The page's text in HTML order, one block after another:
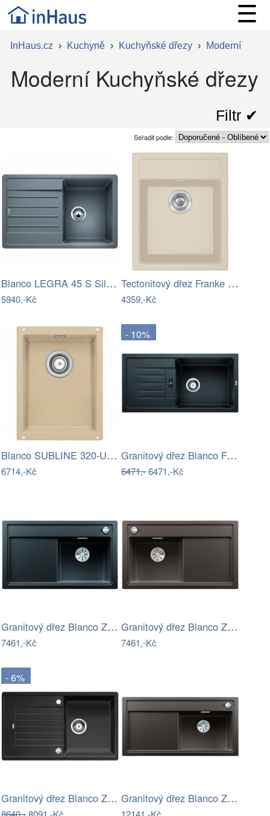
☰
InHaus.cz › Kuchyně › Kuchyňské dřezy › Moderní
Moderní Kuchyňské dřezy
Filtr ✔︎
Seřadit podle:
Blanco LEGRA 45 S Silgranit aluminium…
5940,-Kč
Tectonitový dřez Franke SID 610-40…
4359,-Kč
Blanco SUBLINE 320-U Silgranit béžová…
6714,-Kč
- 10%
Granitový dřez Blanco FAVUM XL 6 S…
6471,-6471,-Kč
Granitový dřez Blanco ZENAR 45 S InFino…
7461,-Kč
Granitový dřez Blanco ZENAR 45 S InFino…
7461,-Kč
- 6%
Granitový dřez Blanco ZIA 5 S antracit… Granitový dřez Blanco ZENAR XL 6 S…